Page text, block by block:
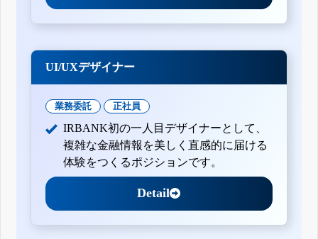
UI/UXデザイナー
業務委託 正社員
IRBANK初の一人目デザイナーとして、
複雑な金融情報を美しく直感的に届ける
体験をつくるポジションです。
Detail